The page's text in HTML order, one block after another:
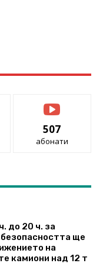
507
абонати
до 20 ч. за
ще
на
камиони над 12 т